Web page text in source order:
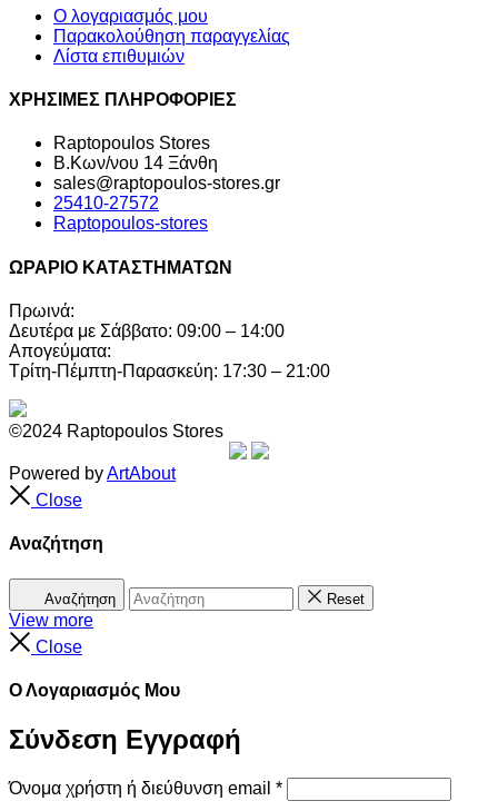
Ο λογαριασμός μου
Παρακολούθηση παραγγελίας
Λίστα επιθυμιών
ΧΡΗΣΙΜΕΣ ΠΛΗΡΟΦΟΡΙΕΣ
Raptopoulos Stores
Β.Κων/νου 14 Ξάνθη
sales@raptopoulos-stores.gr
25410-27572
Raptopoulos-stores
ΩΡΑΡΙΟ ΚΑΤΑΣΤΗΜΑΤΩΝ
Πρωινά:
Δευτέρα με Σάββατο: 09:00 – 14:00
Απογεύματα:
Τρίτη-Πέμπτη-Παρασκεύη: 17:30 – 21:00
©2024 Raptopoulos Stores
Powered byArtAbout
Close
Αναζήτηση
Αναζήτηση Reset
View more
Close
Ο Λογαριασμός Μου
Σύνδεση Εγγραφή
Όνομα χρήστη ή διεύθυνση email *